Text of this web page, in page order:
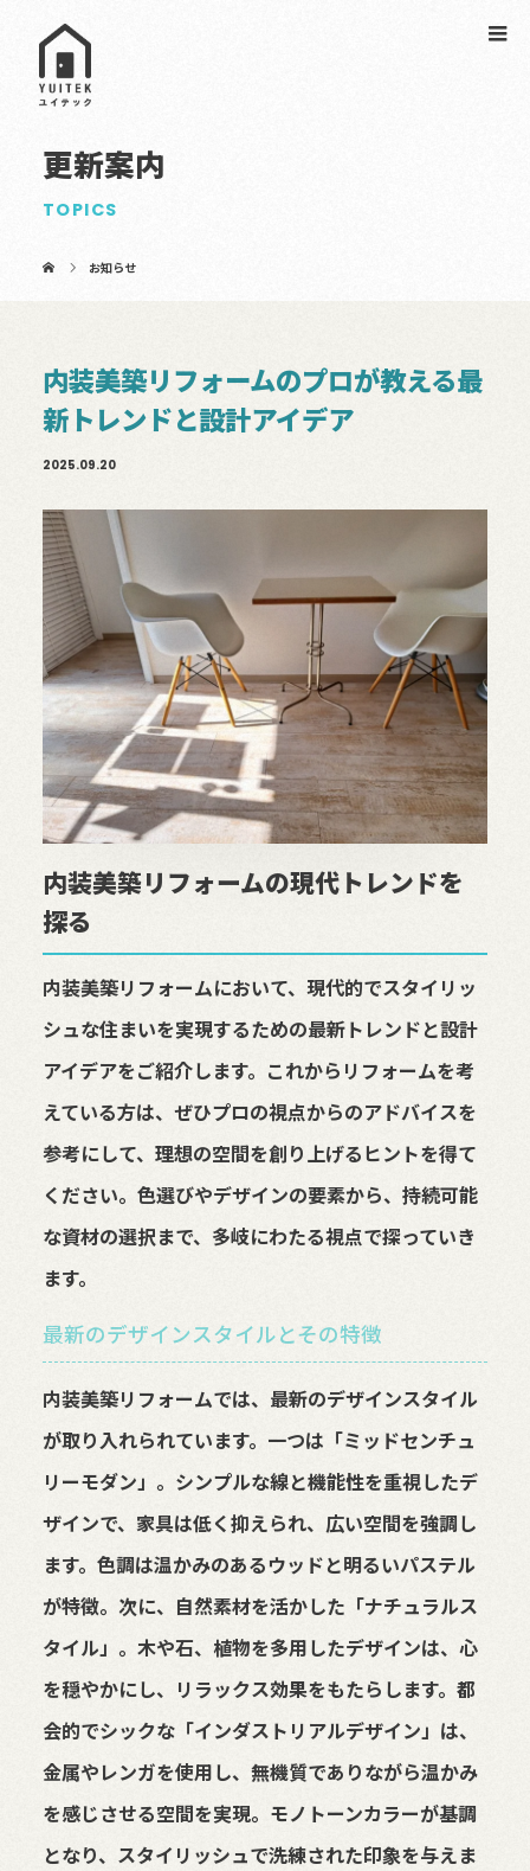
更新案内
TOPICS
お知らせ
内装美築リフォームのプロが教える最
新トレンドと設計アイデア
2025.09.20
内装美築リフォームの現代トレンドを
探る
内装美築リフォームにおいて、現代的でスタイリッ
シュな住まいを実現するための最新トレンドと設計
アイデアをご紹介します。これからリフォームを考
えている方は、ぜひプロの視点からのアドバイスを
参考にして、理想の空間を創り上げるヒントを得て
ください。色選びやデザインの要素から、持続可能
な資材の選択まで、多岐にわたる視点で探っていき
ます。
最新のデザインスタイルとその特徴
内装美築リフォームでは、最新のデザインスタイル
が取り入れられています。一つは「ミッドセンチュ
リーモダン」。シンプルな線と機能性を重視したデ
ザインで、家具は低く抑えられ、広い空間を強調し
ます。色調は温かみのあるウッドと明るいパステル
が特徴。次に、自然素材を活かした「ナチュラルス
タイル」。木や石、植物を多用したデザインは、心
を穏やかにし、リラックス効果をもたらします。都
会的でシックな「インダストリアルデザイン」は、
金属やレンガを使用し、無機質でありながら温かみ
を感じさせる空間を実現。モノトーンカラーが基調
となり、スタイリッシュで洗練された印象を与えま